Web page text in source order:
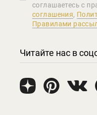
соглашаетеcь с
соглашения,
Правилами
Читайте нас в